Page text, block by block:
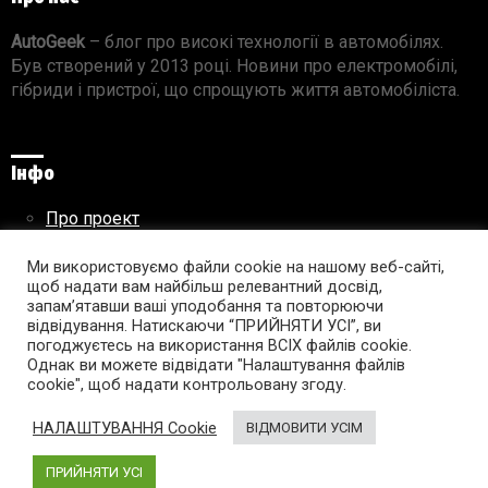
AutoGeek– блог про високі технології в автомобілях.
Був створений у 2013 році. Новини про електромобілі,
гібриди і пристрої, що спрощують життя автомобіліста.
Інфо
Про проект
Правила використання матеріалів
Підпишись на AutoGeek!
facebooktwitter instagramyoutube tumblr linkedin
Ми використовуємо файли cookie на нашому веб-сайті,
щоб надати вам найбільш релевантний досвід,
запам’ятавши ваші уподобання та повторюючи
відвідування. Натискаючи “ПРИЙНЯТИ УСІ”, ви
погоджуєтесь на використання ВСІХ файлів cookie.
Однак ви можете відвідати "Налаштування файлів
cookie", щоб надати контрольовану згоду.
НАЛАШТУВАННЯ Cookie ВІДМОВИТИ УСІМ
ПРИЙНЯТИ УСІ